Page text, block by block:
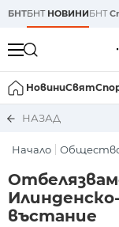
БНТБНТ НОВИНИБНТ
НовиниСвят
НАЗАД
Начало
въстание